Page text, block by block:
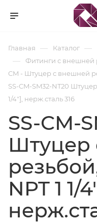
Главная — Каталог —
— Фитинги с внешней
CM - Штуцер с внешней
SS-CM-SM32-NT20
1/4"], нерж.сталь 316
SS-CM-
Штуцер
NPT 1 1/